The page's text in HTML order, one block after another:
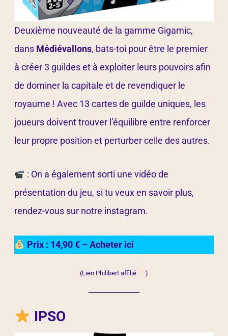
Deuxième nouveauté de la gamme Gigamic,
dans Médiévallons, bats-toi pour être le premier
à créer 3 guildes et à exploiter leurs pouvoirs afin
de dominer la capitale et de revendiquer le
royaume ! Avec 13 cartes de guilde uniques, les
joueurs doivent trouver l’équilibre entre renforcer
leur propre position et perturber celle des autres.
: On a également sorti une vidéo de
présentation du jeu, si tu veux en savoir plus,
rendez-vous sur notre instagram.
Prix : 14,90 € – Acheter ici
(Lien Philibert affilié )
IPSO